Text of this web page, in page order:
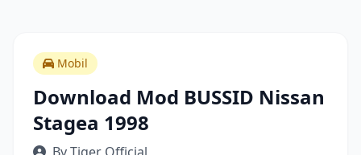
Mobil
Download Mod BUSSID Nissan
Stagea 1998